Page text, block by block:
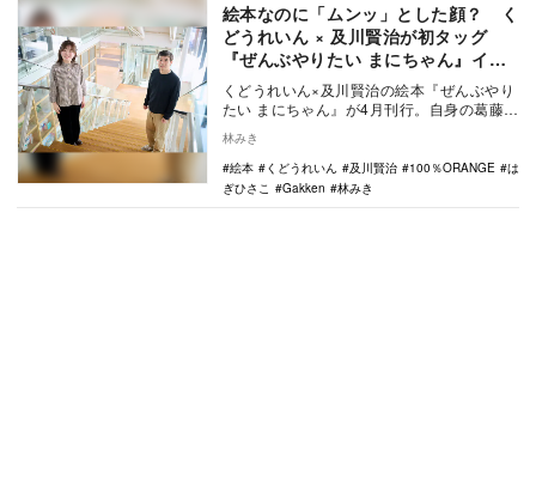
絵本なのに「ムンッ」とした顔？ く
どうれいん × 及川賢治が初タッグ
『ぜんぶやりたい まにちゃん』イン
タビュー
くどうれいん×及川賢治の絵本『ぜんぶやり
たい まにちゃん』が4月刊行。自身の葛藤を
まれた制…
林みき
絵本
くどうれいん 及川賢治 100％ORANGE
は
ぎひさこ
Gakken 林みき